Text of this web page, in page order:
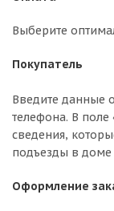
Выберите
Покупатель
Введите данные
телефона. В поле
сведения,
подъезды в доме
Оформление